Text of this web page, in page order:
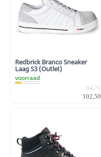
Redbrick Branco Sneaker
Laag S3 (Outlet)
voorraad
84,71
102,50